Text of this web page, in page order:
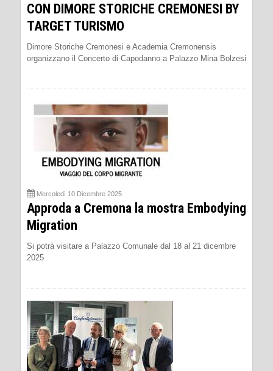
CON DIMORE STORICHE CREMONESI BY
TARGET TURISMO
Dimore Storiche Cremonesi e Academia Cremonensis
organizzano il Concerto di Capodanno a Palazzo Mina Bolzesi
Mercoledì 10 Dicembre 2025
Approda a Cremona la mostra Embodying
Migration
Si potrà visitare a Palazzo Comunale dal 18 al 21 dicembre
2025